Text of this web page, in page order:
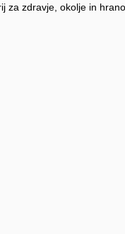
za zdravje, okolje in